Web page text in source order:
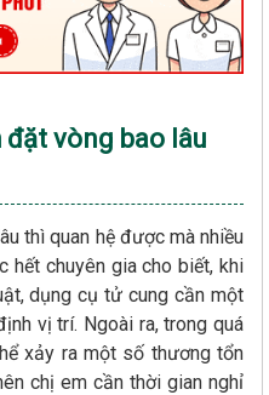
vòng bao lâu
thì quan hệ được mà nhiều
hết chuyên gia cho biết, khi
dụng cụ tử cung cần một
vị trí. Ngoài ra, trong quá
xảy ra một số thương tổn
chị em cần thời gian nghỉ